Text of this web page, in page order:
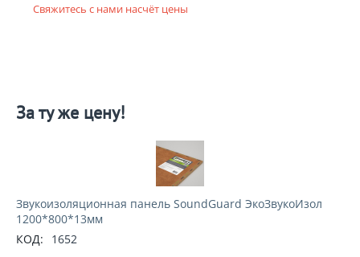
Свяжитесь с нами насчёт цены
За ту же цену!
Звукоизоляционная панель SoundGuard ЭкоЗвукоИзол
1200*800*13мм
КОД:
1652